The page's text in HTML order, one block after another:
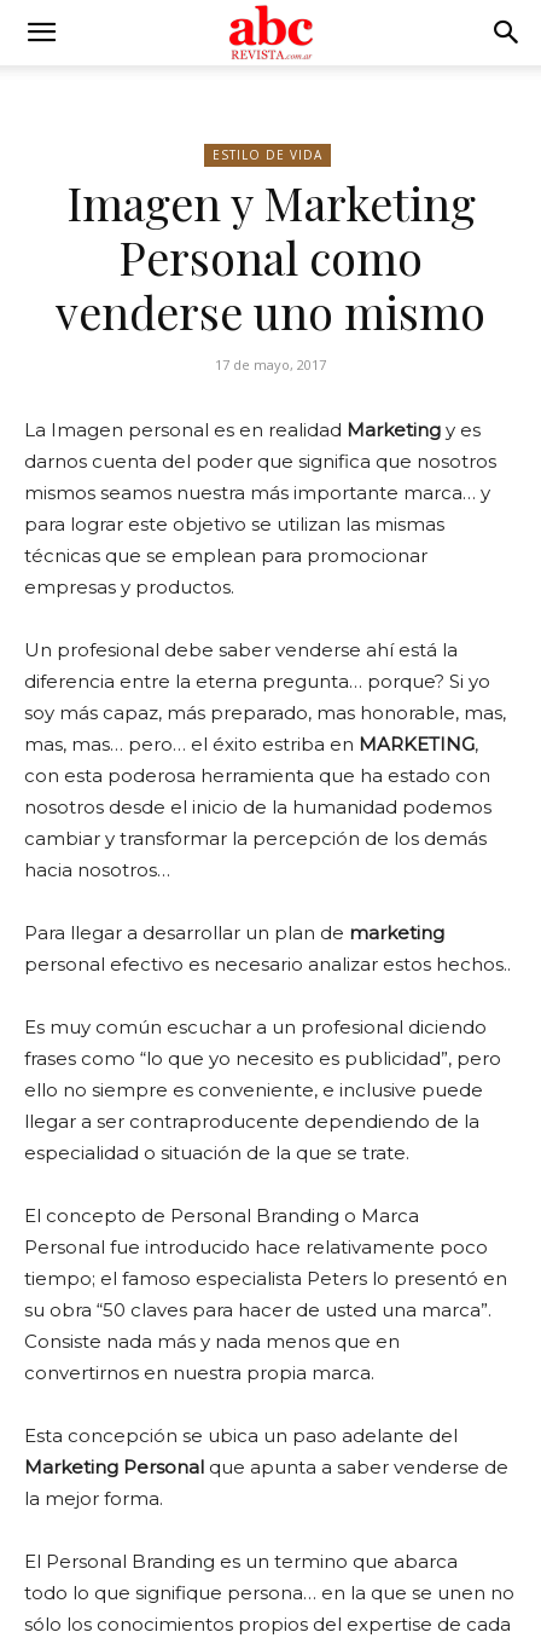
ESTILO DE VIDA
Imagen y Marketing
Personal como
venderse uno mismo
17 de mayo, 2017
La Imagen personal es en realidad Marketing y es
darnos cuenta del poder que significa que nosotros
mismos seamos nuestra más importante marca… y
para lograr este objetivo se utilizan las mismas
técnicas que se emplean para promocionar
empresas y productos.
Un profesional debe saber venderse ahí está la
diferencia entre la eterna pregunta… porque? Si yo
soy más capaz, más preparado, mas honorable, mas,
mas, mas… pero… el éxito estriba en MARKETING,
con esta poderosa herramienta que ha estado con
nosotros desde el inicio de la humanidad podemos
cambiar y transformar la percepción de los demás
hacia nosotros…
Para llegar a desarrollar un plan de marketing
personal efectivo es necesario analizar estos hechos..
Es muy común escuchar a un profesional diciendo
frases como “lo que yo necesito es publicidad”, pero
ello no siempre es conveniente, e inclusive puede
llegar a ser contraproducente dependiendo de la
especialidad o situación de la que se trate.
El concepto de Personal Branding o Marca
Personal fue introducido hace relativamente poco
tiempo; el famoso especialista Peters lo presentó en
su obra “50 claves para hacer de usted una marca”.
Consiste nada más y nada menos que en
convertirnos en nuestra propia marca.
Esta concepción se ubica un paso adelante del
Marketing Personal que apunta a saber venderse de
la mejor forma.
El Personal Branding es un termino que abarca
todo lo que signifique persona… en la que se unen no
sólo los conocimientos propios del expertise de cada